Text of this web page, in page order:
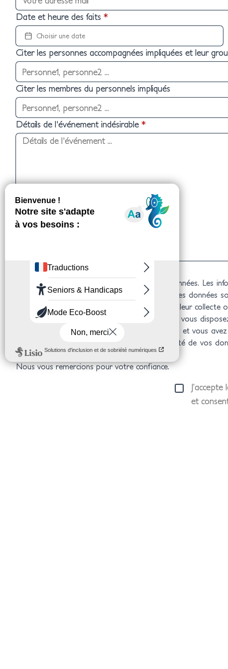
Date et heure des faits *
Choisir une date
Citer les personnes accompagnées impliquées et leur
Citer les membres du personnels impliqués
Détails de l'événement indésirable *
est responsable des traitements de données. Les
documentations sollicitées. Les destinataires des
confidentialité pendant trois ans à compter de leur collecte
Conformément à la réglementation en vigueur, vous
la communication de vos données personnelles et vous
également demander la limitation, la portabilité de vos
suivante :info@2isa.com.
Nous vous remercions pour votre confiance.
et